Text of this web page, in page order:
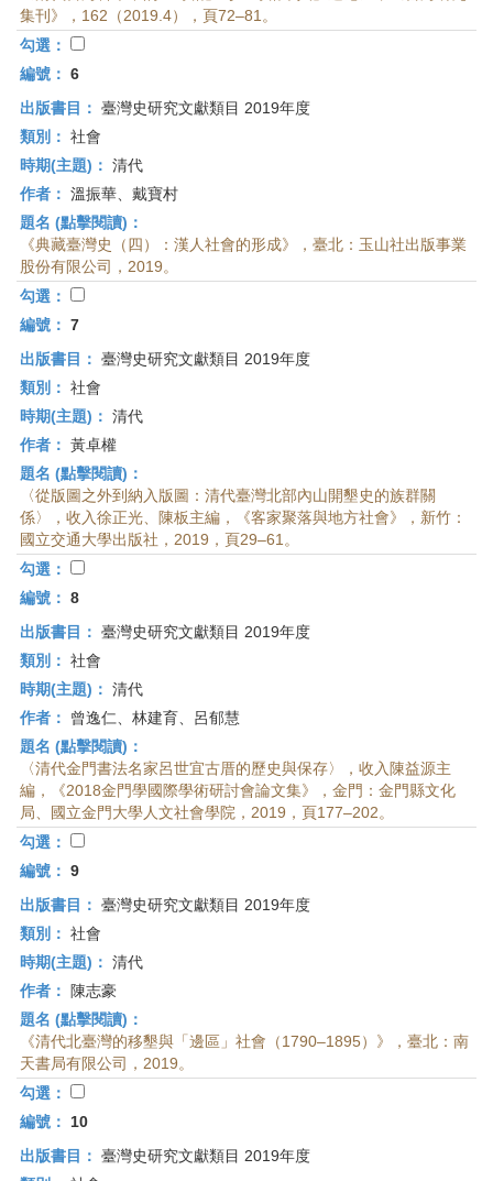
集刊》，162（2019.4），頁72–81。
勾選：
編號： 6
出版書目： 臺灣史研究文獻類目 2019年度
類別： 社會
時期(主題)： 清代
作者： 溫振華、戴寶村
題名 (點擊閱讀)：
《典藏臺灣史（四）：漢人社會的形成》，臺北：玉山社出版事業
股份有限公司，2019。
勾選：
編號： 7
出版書目： 臺灣史研究文獻類目 2019年度
類別： 社會
時期(主題)： 清代
作者： 黃卓權
題名 (點擊閱讀)：
〈從版圖之外到納入版圖：清代臺灣北部內山開墾史的族群關
係〉，收入徐正光、陳板主編，《客家聚落與地方社會》，新竹：
國立交通大學出版社，2019，頁29–61。
勾選：
編號： 8
出版書目： 臺灣史研究文獻類目 2019年度
類別： 社會
時期(主題)： 清代
作者：
曾逸仁、林建育、呂郁慧
題名 (點擊閱讀)：
〈清代金門書法名家呂世宜古厝的歷史與保存〉，收入陳益源主
編，《2018金門學國際學術研討會論文集》，金門：金門縣文化
局、國立金門大學人文社會學院，2019，頁177–202。
勾選：
編號： 9
出版書目： 臺灣史研究文獻類目 2019年度
類別： 社會
時期(主題)： 清代
作者：
陳志豪
題名 (點擊閱讀)：
《清代北臺灣的移墾與「邊區」社會（1790–1895）》，臺北：南
天書局有限公司，2019。
勾選：
編號：
10
出版書目： 臺灣史研究文獻類目 2019年度